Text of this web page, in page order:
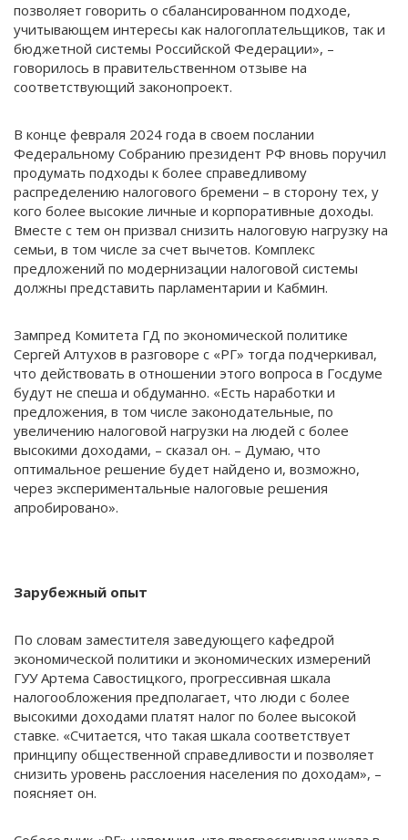
позволяет говорить о сбалансированном подходе,
учитывающем интересы как налогоплательщиков, так и
бюджетной системы Российской Федерации», –
говорилось в правительственном отзыве на
соответствующий законопроект.
В конце февраля 2024 года в своем послании
Федеральному Собранию президент РФ вновь поручил
продумать подходы к более справедливому
распределению налогового бремени – в сторону тех, у
кого более высокие личные и корпоративные доходы.
Вместе с тем он призвал снизить налоговую нагрузку на
семьи, в том числе за счет вычетов. Комплекс
предложений по модернизации налоговой системы
должны представить парламентарии и Кабмин.
Зампред Комитета ГД по экономической политике
Сергей Алтухов в разговоре с «РГ» тогда подчеркивал,
что действовать в отношении этого вопроса в Госдуме
будут не спеша и обдуманно. «Есть наработки и
предложения, в том числе законодательные, по
увеличению налоговой нагрузки на людей с более
высокими доходами, – сказал он. – Думаю, что
оптимальное решение будет найдено и, возможно,
через экспериментальные налоговые решения
апробировано».
Зарубежный опыт
По словам заместителя заведующего кафедрой
экономической политики и экономических измерений
ГУУ Артема Савостицкого, прогрессивная шкала
налогообложения предполагает, что люди с более
высокими доходами платят налог по более высокой
ставке. «Считается, что такая шкала соответствует
принципу общественной справедливости и позволяет
снизить уровень расслоения населения по доходам», –
поясняет он.